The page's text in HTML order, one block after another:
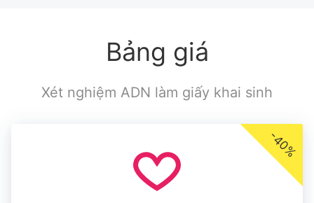
Bảng giá
Xét nghiệm ADN làm giấy khai sinh
-40%